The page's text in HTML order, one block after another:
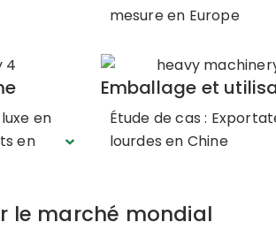
mesure en Europe
en
en
Emballage et
Étude de cas :
lourdes en Chine
le marché mondial